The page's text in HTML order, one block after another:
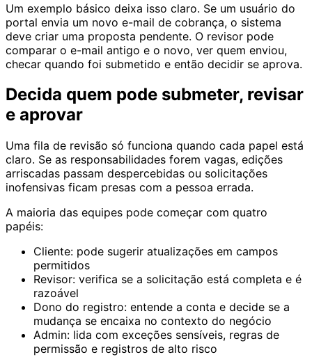
Um exemplo básico deixa isso claro. Se um usuário do
portal envia um novo e-mail de cobrança, o sistema
deve criar uma proposta pendente. O revisor pode
comparar o e-mail antigo e o novo, ver quem enviou,
checar quando foi submetido e então decidir se aprova.
Decida quem pode submeter, revisar
e aprovar
Uma fila de revisão só funciona quando cada papel está
claro. Se as responsabilidades forem vagas, edições
arriscadas passam despercebidas ou solicitações
inofensivas ficam presas com a pessoa errada.
A maioria das equipes pode começar com quatro
papéis:
Cliente: pode sugerir atualizações em campos
permitidos
Revisor: verifica se a solicitação está completa e é
razoável
Dono do registro: entende a conta e decide se a
mudança se encaixa no contexto do negócio
Admin: lida com exceções sensíveis, regras de
permissão e registros de alto risco